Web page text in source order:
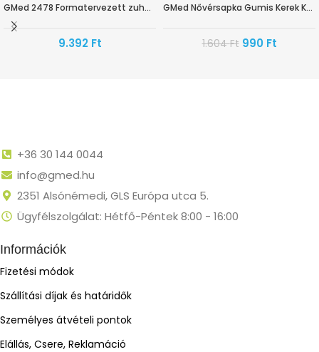
GMed 2478 Formatervezett zuhanyzó ülőke
9.392 Ft
GMed Nővérsapka Gumis Kerek Kék
1.604Ft 990 Ft
+36 30 144 0044
info@gmed.hu
2351 Alsónémedi, GLS Európa utca 5.
Ügyfélszolgálat: Hétfő-Péntek 8:00 - 16:00
Információk
Fizetési módok
Szállítási díjak és határidők
Személyes átvételi pontok
Elállás, Csere, Reklamáció